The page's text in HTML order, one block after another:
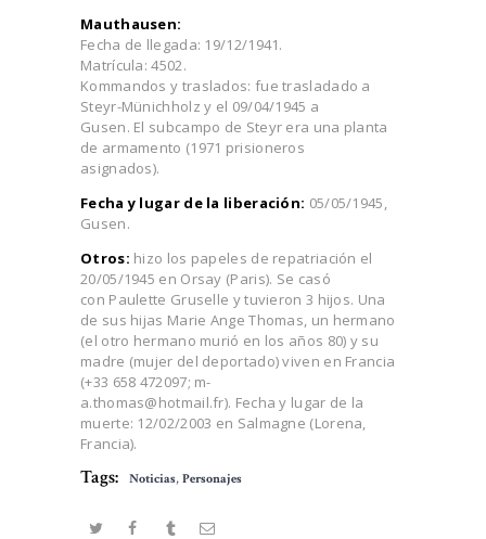
Mauthausen:
Fecha de llegada: 19/12/1941.
Matrícula: 4502.
Kommandos y traslados: fue trasladado a
Steyr-Münichholz y el 09/04/1945 a
Gusen. El subcampo de Steyr era una planta
de armamento (1971 prisioneros
asignados).
Fecha y lugar de la liberación: 05/05/1945,
Gusen.
Otros: hizo los papeles de repatriación el
20/05/1945 en Orsay (Paris). Se casó
con Paulette Gruselle y tuvieron 3 hijos. Una
de sus hijas Marie Ange Thomas, un hermano
(el otro hermano murió en los años 80) y su
madre (mujer del deportado) viven en Francia
(+33 658 472097; m-
a.thomas@hotmail.fr). Fecha y lugar de la
muerte: 12/02/2003 en Salmagne (Lorena,
Francia).
Tags: Noticias, Personajes